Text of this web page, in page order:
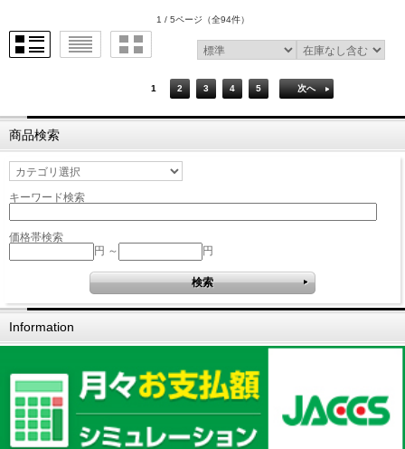
1 / 5ページ （全94件）
1 2 3 4 5 次へ
商品検索
キーワード検索
価格帯検索
円 ～
円
Information